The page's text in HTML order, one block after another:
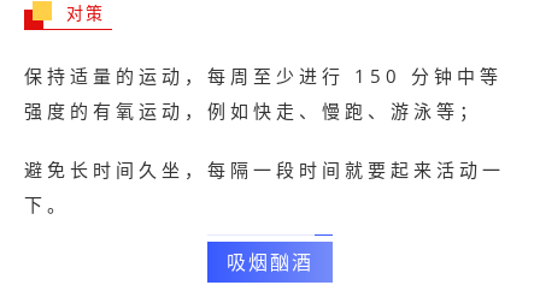
对策
保持适量的运动，每周至少进行 150 分钟中等
强度的有氧运动，例如快走、慢跑、游泳等；
避免长时间久坐，每隔一段时间就要起来活动一
下。
吸烟酗酒